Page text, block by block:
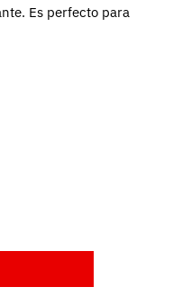
Es perfecto para